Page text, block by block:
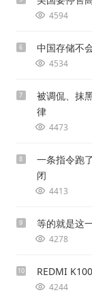
4594
6 中国存储不
4534
7
被调侃、抹
律
4473
8
一条指令跑
闭
4413
9 等的就是这
4278
10 REDMI
4244